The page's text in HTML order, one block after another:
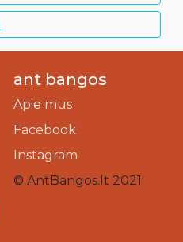
ant bangos
Apie mus
Facebook
Instagram
© AntBangos.lt 2021